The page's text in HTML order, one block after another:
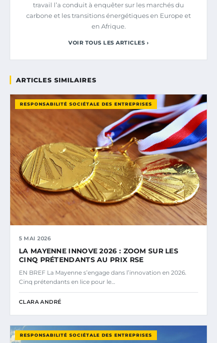
travail l’a conduit à enquêter sur les marchés du
carbone et les transitions énergétiques en Europe et
en Afrique.
VOIR TOUS LES ARTICLES ›
ARTICLES SIMILAIRES
RESPONSABILITÉ SOCIÉTALE DES ENTREPRISES
5 MAI 2026
LA MAYENNE INNOVE 2026 : ZOOM SUR LES
CINQ PRÉTENDANTS AU PRIX RSE
EN BREF La Mayenne s’engage dans l’innovation en 2026.
Cinq prétendants en lice pour le…
CLARA ANDRÉ
RESPONSABILITÉ SOCIÉTALE DES ENTREPRISES